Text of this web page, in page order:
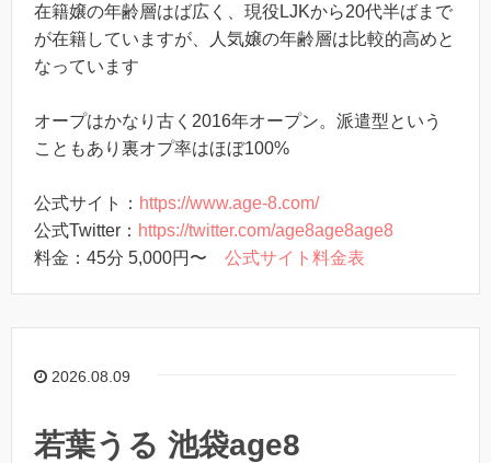
在籍嬢の年齢層はば広く、現役LJKから20代半ばまで
が在籍していますが、人気嬢の年齢層は比較的高めと
なっています
オープはかなり古く2016年オープン。派遣型という
こともあり裏オプ率はほぼ100%
公式サイト： https://www.age-8.com/
公式Twitter： https://twitter.com/age8age8age8
料金：45分 5,000円〜 公式サイト料金表
2026.08.09
若葉うる 池袋age8